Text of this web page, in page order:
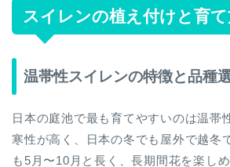
スイレンの植え付けと育
温帯性スイレンの特徴と品種
日本の庭池で最も育てやすいのは温帯
寒性が高く、日本の冬でも屋外で越冬
も5月〜10月と長く、長期間花を楽しめ